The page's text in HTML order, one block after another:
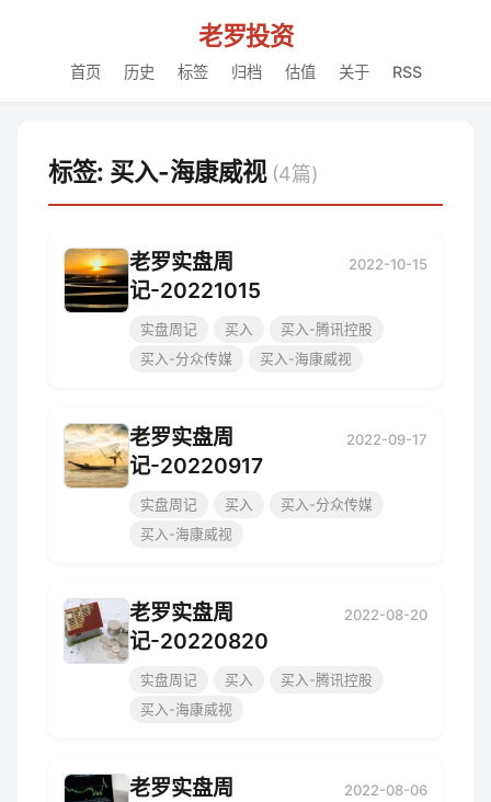
老罗投资
首页 历史 标签 归档 估值 关于 RSS
标签: 买入-海康威视 (4篇)
老罗实盘周
记-20221015
2022-10-15
实盘周记 买入
买入-腾讯控股
买入-分众传媒
买入-海康威视
老罗实盘周
记-20220917
2022-09-17
实盘周记 买入
买入-分众传媒
买入-海康威视
老罗实盘周
记-20220820
2022-08-20
实盘周记 买入
买入-腾讯控股
买入-海康威视
老罗实盘周
2022-08-06